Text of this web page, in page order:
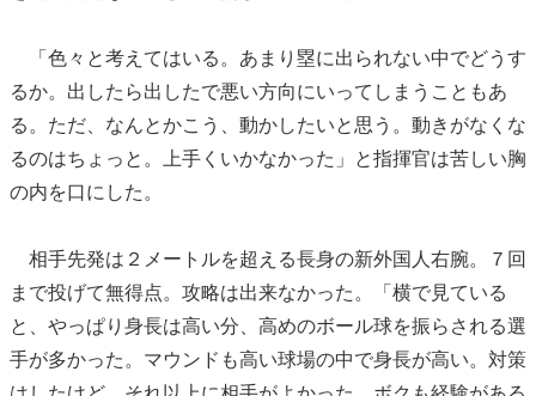
「色々と考えてはいる。あまり塁に出られない中でどうす
るか。出したら出したで悪い方向にいってしまうこともあ
る。ただ、なんとかこう、動かしたいと思う。動きがなくな
るのはちょっと。上手くいかなかった」と指揮官は苦しい胸
の内を口にした。
相手先発は２メートルを超える長身の新外国人右腕。７回
まで投げて無得点。攻略は出来なかった。「横で見ている
と、やっぱり身長は高い分、高めのボール球を振らされる選
手が多かった。マウンドも高い球場の中で身長が高い。対策